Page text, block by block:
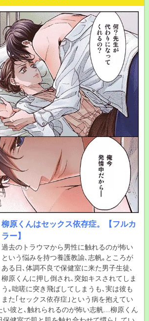
柳原くんはセックス依存症。【フルカ
ラー】
過去のトラウマから男性に触れるのが怖い
という悩みを持つ養護教諭､志帆｡ところが
ある日､体調不良で保健室に来た男子生徒､
柳原くんに押し倒され､突如キスされてしま
う｡咄嗟に突き飛ばしてしまうも､実は彼も
また｢セックス依存症｣という病を抱えてい
い彼と､触れられるのが怖い志帆…柳原くん